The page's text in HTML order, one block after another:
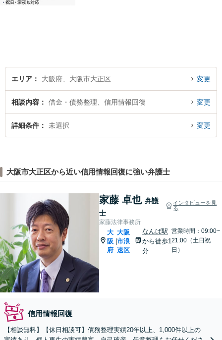
エリア 大阪府、大阪市大正区 変更
相談内容 借金・債務整理、信用情報回復 変更
詳細条件 未選択 変更
大阪市大正区から近い信用情報回復に強い弁護士
家藤 卓也 弁護
士
インタビューを見
る
家藤法律事務所
大
阪
府
|
大阪
市浪
速区
なんば駅
から徒歩1
分
営業時間：09:00~
21:00（土日祝
日）
信用情報回復
【相談無料】【休日相談可】債務整理実績20年以上、1,000件以上の